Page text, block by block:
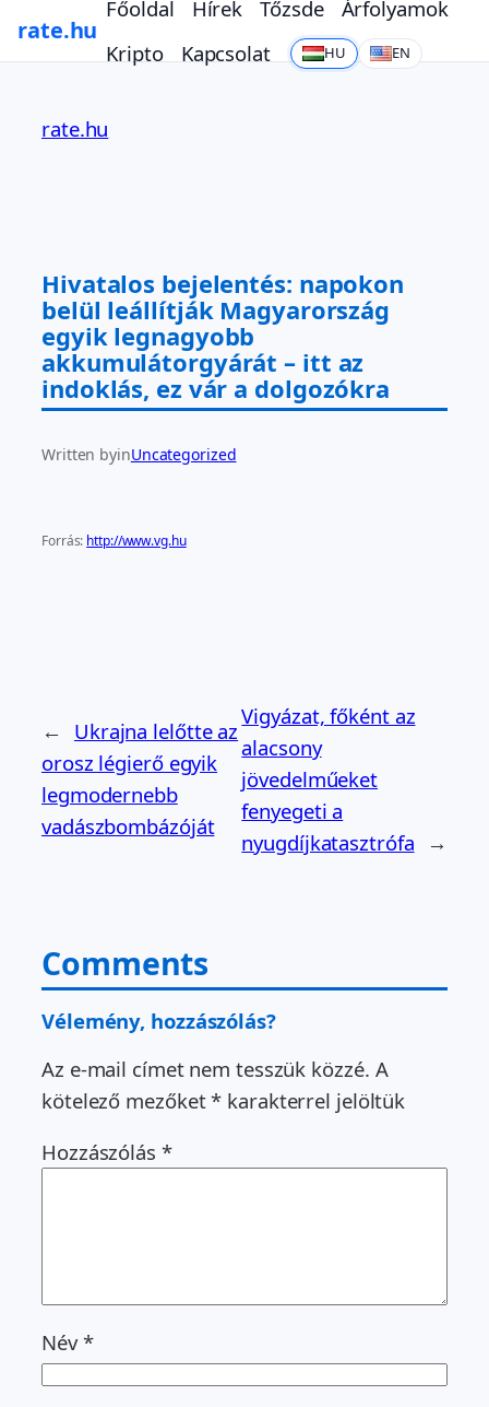
rate.hu
Főoldal Hírek Tőzsde
Árfolyamok
Kripto
Kapcsolat HU EN
tartalomhoz
rate.hu
Hivatalos bejelentés: napokon
belül leállítják Magyarország
egyik legnagyobb
akkumulátorgyárát – itt az
indoklás, ez vár a dolgozókra
Written byinUncategorized
Forrás: http://www.vg.hu
← Ukrajna lelőtte az
orosz légierő egyik
legmodernebb
vadászbombázóját
Vigyázat, főként az
alacsony
jövedelműeket
fenyegeti a
nyugdíjkatasztrófa →
Comments
Vélemény, hozzászólás?
Az e-mail címet nem tesszük közzé. A
kötelező mezőket* karakterrel jelöltük
Hozzászólás *
Név*